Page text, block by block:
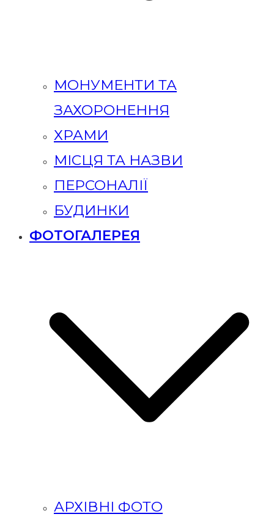
МОНУМЕНТИ ТА
ЗАХОРОНЕННЯ
ХРАМИ
МІСЦЯ ТА НАЗВИ
ПЕРСОНАЛІЇ
БУДИНКИ
ФОТОГАЛЕРЕЯ
АРХІВНІ ФОТО